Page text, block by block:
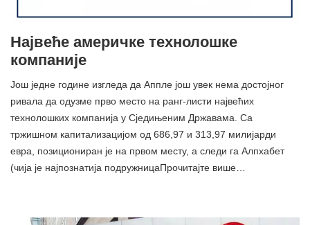
Највеће америчке технолошке
компаније
Још једне године изгледа да Аппле још увек нема достојног
ривала да одузме прво место на ранг-листи највећих
технолошких компанија у Сједињеним Државама. Са
тржишном капитализацијом од 686,97 и 313,97 милијарди
евра, позициониран је на првом месту, а следи га Алпхабет
(чија је најпознатија подружницаПрочитајте више…